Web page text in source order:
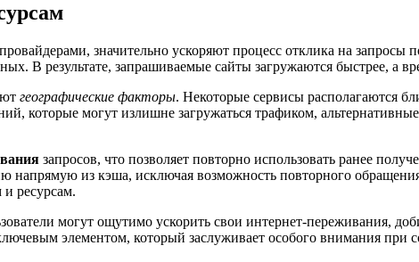
значительно ускоряют процесс отклика на запросы
В результате, запрашиваемые сайты загружаются быстрее, а
географические факторы. Некоторые сервисы располагаются
которые могут излишне загружаться трафиком,
запросов, что позволяет повторно использовать ранее
из кэша, исключая возможность повторного
и ресурсам.
могут ощутимо ускорить свои интернет-переживания,
элементом, который заслуживает особого внимания при